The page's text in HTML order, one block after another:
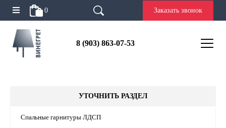
0 Заказать звонок
8 (903) 863-07-53
УТОЧНИТЬ РАЗДЕЛ
Спальные гарнитуры ЛДСП